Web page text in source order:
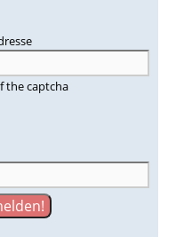
the captcha